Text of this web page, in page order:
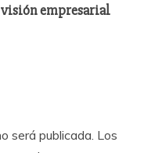
visión empresarial
será publicada. Los